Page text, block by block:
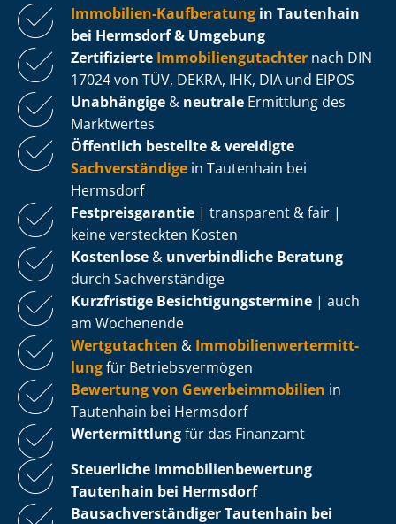
Immobilien-Kaufberatung in Tautenhain
bei Hermsdorf & Umgebung
Zertifizierte Im­mo­bi­li­en­gut­ach­ter nach DIN
17024 von TÜV, DEKRA, IHK, DIA und EIPOS
Unabhängige & neutrale Ermittlung des
Marktwertes
Öffentlich bestellte & vereidigte
Sachverständige in Tautenhain bei
Hermsdorf
Fest­preis­ga­ran­tie | transparent & fair |
keine versteckten Kosten
Kostenlose & unverbindliche Beratung
durch Sachverständige
Kurzfristige Be­sich­ti­gungs­ter­mi­ne | auch
am Wochenende
Wertgutachten & Im­mo­bi­li­en­wert­ermitt­
lungfür Be­triebs­ver­mö­gen
Bewertung von Ge­wer­be­im­mo­bi­li­en in
Tautenhain bei Hermsdorf
Wertermittlungfür das Finanzamt
Steuerliche Im­mo­bi­li­en­be­wer­tung
Tautenhain bei Hermsdorf
Bau­sach­ver­stän­di­ger Tautenhain bei